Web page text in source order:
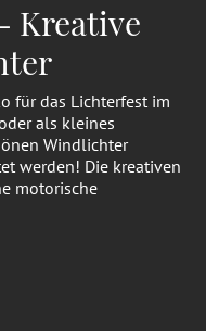
Kreative
für das Lichterfest im
als kleines
Windlichter
werden! Die kreativen
motorische